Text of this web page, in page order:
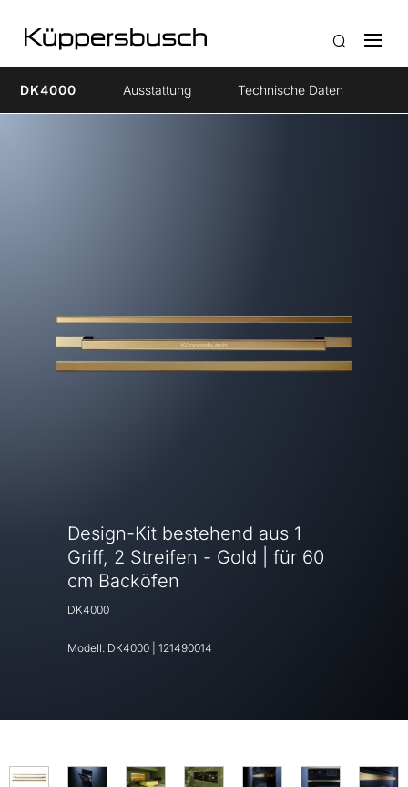
DK4000 Ausstattung Technische Daten
Design-Kit bestehend aus 1
Griff, 2 Streifen - Gold | für 60
cm Backöfen
DK4000
Modell: DK4000 121490014